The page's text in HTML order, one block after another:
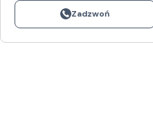
Zadzwoń